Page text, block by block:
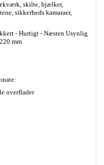
skilte, bjælker,
sikkerheds kamaraer,
- Hurtigt - Næsten Usynlig
mm
overflader